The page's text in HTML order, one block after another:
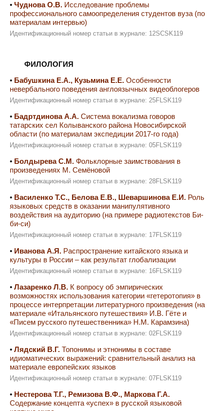
• Чуднова О.В. Исследование проблемы
профессионального самоопределения студентов вуза (по
материалам интервью)
Идентификационный номер статьи в журнале: 12SCSK119
ФИЛОЛОГИЯ
• Бабушкина Е.А., Кузьмина Е.Е. Особенности
невербального поведения англоязычных видеоблогеров
Идентификационный номер статьи в журнале: 25FLSK119
• Бадртдинова А.А. Система вокализма говоров
татарских сел Колыванского района Новосибирской
области (по материалам экспедиции 2017-го года)
Идентификационный номер статьи в журнале: 05FLSK119
• Болдырева С.М. Фольклорные заимствования в
произведениях М. Семёновой
Идентификационный номер статьи в журнале: 28FLSK119
• Василенко Т.С., Белова Е.В., Шеваршинова Е.И. Роль
языковых средств в оказании манипулятивного
воздействия на аудиторию (на примере радиотекстов Би-
би-си)
Идентификационный номер статьи в журнале: 17FLSK119
• Иванова А.Я. Распространение китайского языка и
культуры в России – как результат глобализации
Идентификационный номер статьи в журнале: 16FLSK119
• Лазаренко Л.В. К вопросу об эмпирических
возможностях использования категории «гетеротопия» в
процессе интерпретации литературного произведения (на
материале «Итальянского путешествия» И.В. Гёте и
«Писем русского путешественника» Н.М. Карамзина)
Идентификационный номер статьи в журнале: 02FLSK119
• Лядский В.Г. Топонимы и этнонимы в составе
идиоматических выражений: сравнительный анализ на
материале европейских языков
Идентификационный номер статьи в журнале: 07FLSK119
• Нестерова Т.Г., Ремизова В.Ф., Маркова Г.А.
Содержание концепта «успех» в русской языковой